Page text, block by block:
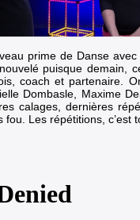
prime de Danse
puisque demain,
coach et partenaire.
Dombasle, Maxime
calages, dernières
fou. Les répétitions, c’est